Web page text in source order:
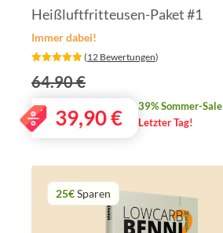
Heißluftfritteusen-Paket #1
Immer dabei!
‎ (12 Bewertungen)
64.90 €
39,90€
39% Sommer-Sale
Letzter Tag!
25€Sparen